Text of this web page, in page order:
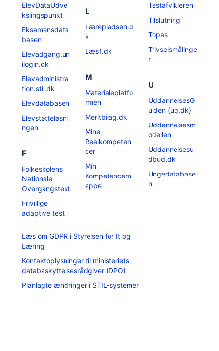
ElevDataUdve
kslingspunkt
Eksamensdata
basen
Elevadgang.un
ilogin.dk
Elevadministra
tion.stil.dk
Elevdatabasen
Elevstøtteløsni
ngen
F
Folkeskolens
Nationale
Overgangstest
Frivillige
adaptive test
L
Lærepladsen.d
k
Læs1.dk
M
Materialeplatfo
rmen
Meritbilag.dk
Mine
Realkompeten
cer
Min
Kompetencem
appe
Testafvikleren
Tilslutning
Topas
Trivselsmålinge
r
U
UddannelsesG
uiden (ug.dk)
Uddannelsesm
odellen
Uddannelsesu
dbud.dk
Ungedatabase
n
Læs om GDPR i Styrelsen for It og
Læring
Kontaktoplysninger til ministeriets
databaskyttelsesrådgiver (DPO)
Planlagte ændringer i STIL-systemer